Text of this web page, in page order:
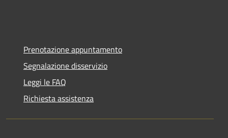
Prenotazione appuntamento
Segnalazione disservizio
Leggi le FAQ
Richiesta assistenza